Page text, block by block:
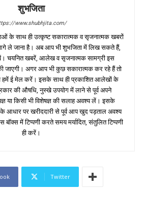
शुभजिता
www.shubhjita.com/
के साथ ही उत्कृष्ट सकारात्मक व सृजनात्मक खबरों
ले जाना है। अब आप भी शुभजिता में लिख सकते हैं,
चयनित खबरें, आलेख व सृजनात्मक सामग्री इस
जाएगी। अगर आप भी कुछ सकारात्मक कर रहे हैं तो
हमें ई मेल करें। इसके साथ ही प्रकाशित आलेखों के
की औषधि, नुस्खे उपयोग में लाने से पूर्व अपने
या किसी भी विशेषज्ञ की सलाह अवश्य लें। इसके
आधार पर खरीददारी से पूर्व आप खुद पड़ताल अवश्य
में टिप्पणी करते समय मर्यादित, संतुलित टिप्पणी
ही करें।
Twitter